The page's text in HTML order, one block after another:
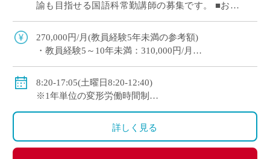
諭も目指せる国語科常勤講師の募集です。 ■おす
迎。教育への意欲を重視した採用です。 平日1
[…]
270,000円/月(教員経験5年未満の参考額)
・教員経験5～10年未満：310,000円/月
◇手当：各種有
◇賞与：有
8:20-17:05(土曜日8:20-12:40)
※1年単位の変形労働時間制
詳しく見る